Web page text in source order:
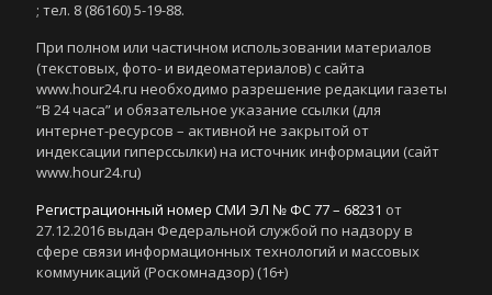
; тел. 8 (86160) 5-19-88.
При полном или частичном использовании материалов
(текстовых, фото- и видеоматериалов) с сайта
www.hour24.ru необходимо разрешение редакции газеты
“В 24 часа” и обязательное указание ссылки (для
интернет-ресурсов – активной не закрытой от
индексации гиперссылки) на источник информации (сайт
www.hour24.ru)
Регистрационный номер СМИ ЭЛ № ФС 77 – 68231 от
27.12.2016 выдан Федеральной службой по надзору в
сфере связи информационных технологий и массовых
коммуникаций (Роскомнадзор) (16+)